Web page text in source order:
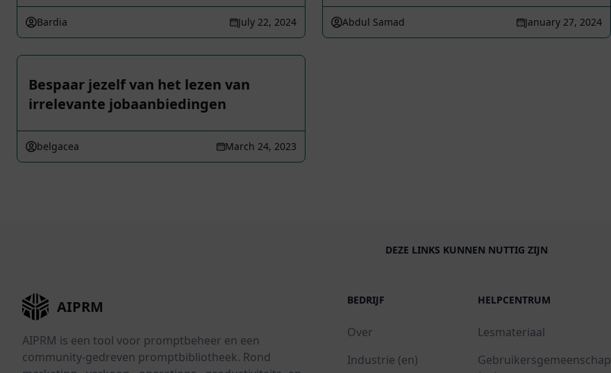
Bardia July 22, 2024 Abdul Samad January 27, 2024
Bespaar jezelf van het lezen van
irrelevante jobaanbiedingen
belgacea March 24, 2023
DEZE LINKS KUNNEN NUTTIG ZIJN
AIPRM
AIPRM is een tool voor promptbeheer en een
community-gedreven promptbibliotheek. Rond
BEDRIJF
Over
Industrie (en)
HELPCENTRUM
Lesmateriaal
Gebruikersgemeenschap